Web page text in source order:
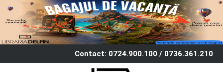
Contact: 0724.900.100 / 0736.361.210